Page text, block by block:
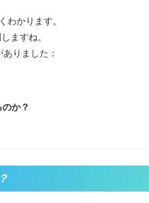
かります。
ますね。
りました：
か？